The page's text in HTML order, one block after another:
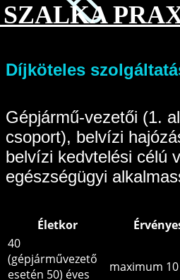
Díjköteles
Gépjármű-vezetői (1.
csoport), belvízi
belvízi kedvtelési célú
egészségügyi
Életkor
40
(gépjárművezető
esetén 50) éves
maximum